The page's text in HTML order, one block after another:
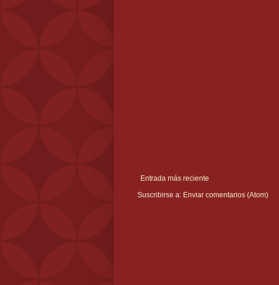
Entrada más reciente
Suscribirse a: Enviar comentarios (Atom)